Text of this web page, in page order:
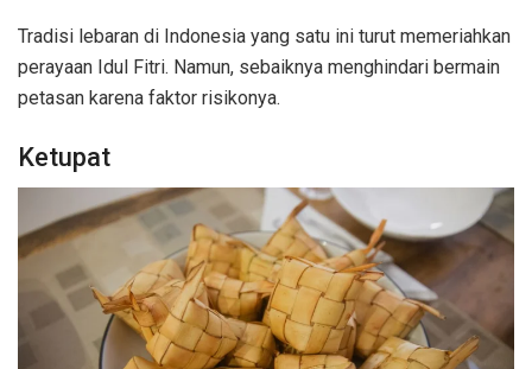
Tradisi lebaran di Indonesia yang satu ini turut memeriahkan
perayaan Idul Fitri. Namun, sebaiknya menghindari bermain
petasan karena faktor risikonya.
Ketupat